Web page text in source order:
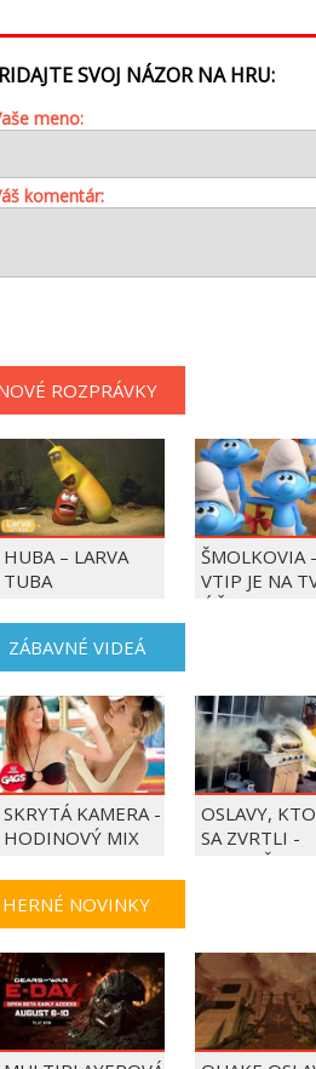
SVOJ NÁZOR NA HRU:
meno:
komentár:
ROZPRÁVKY
HUBA – LARVA
TUBA
ŠMOLKOVIA -
VTIP JE NA
ÚČET
ZÁBAVNÉ VIDEÁ
SKRYTÁ KAMERA -
HODINOVÝ MIX
OSLAVY,
SA ZVRTLI -
NAJLEPŠIE
HERNÉ NOVINKY